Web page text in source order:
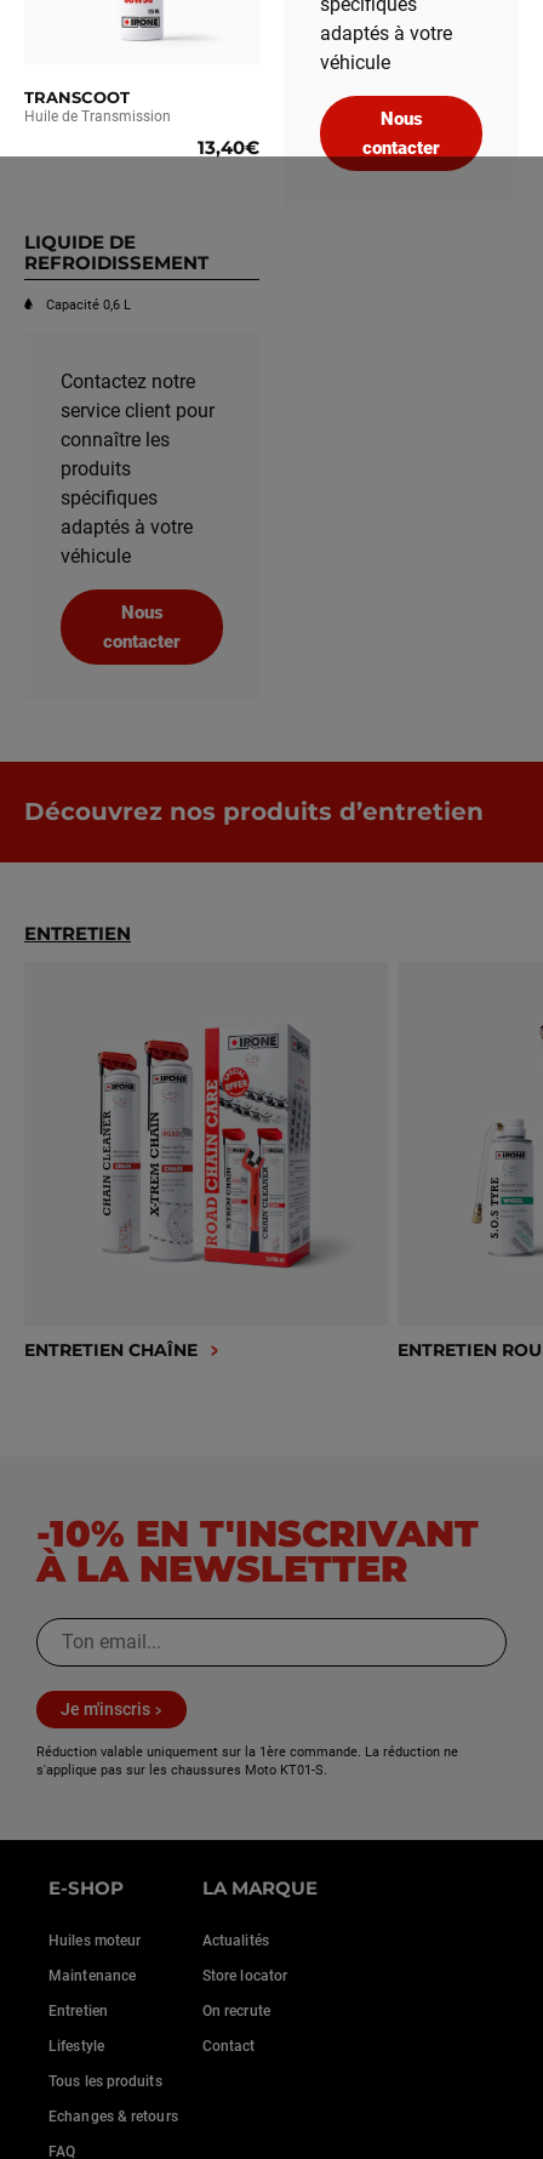
TRANSCOOT
Huile de Transmission
13,40€
adaptés à votre
véhicule
Nous
contacter
LIQUIDE DE
REFROIDISSEMENT
Capacité 0,6 L
Contactez notre
service client pour
connaître les
produits
spécifiques
adaptés à votre
véhicule
Nous
contacter
Découvrez nos produits d’entretien
ENTRETIEN
ENTRETIEN CHAÎNE ENTRETIEN
-10% EN T'INSCRIVANT
À LA NEWSLETTER
Je m'inscris
Réduction valable uniquement sur la 1ère commande. La réduction ne
s'applique pas sur les chaussures Moto KT01-S.
E-SHOP
Huiles moteur
Maintenance
Entretien
Lifestyle
Tous les produits
Echanges & retours
FAQ
LA MARQUE
Actualités
Store locator
On recrute
Contact